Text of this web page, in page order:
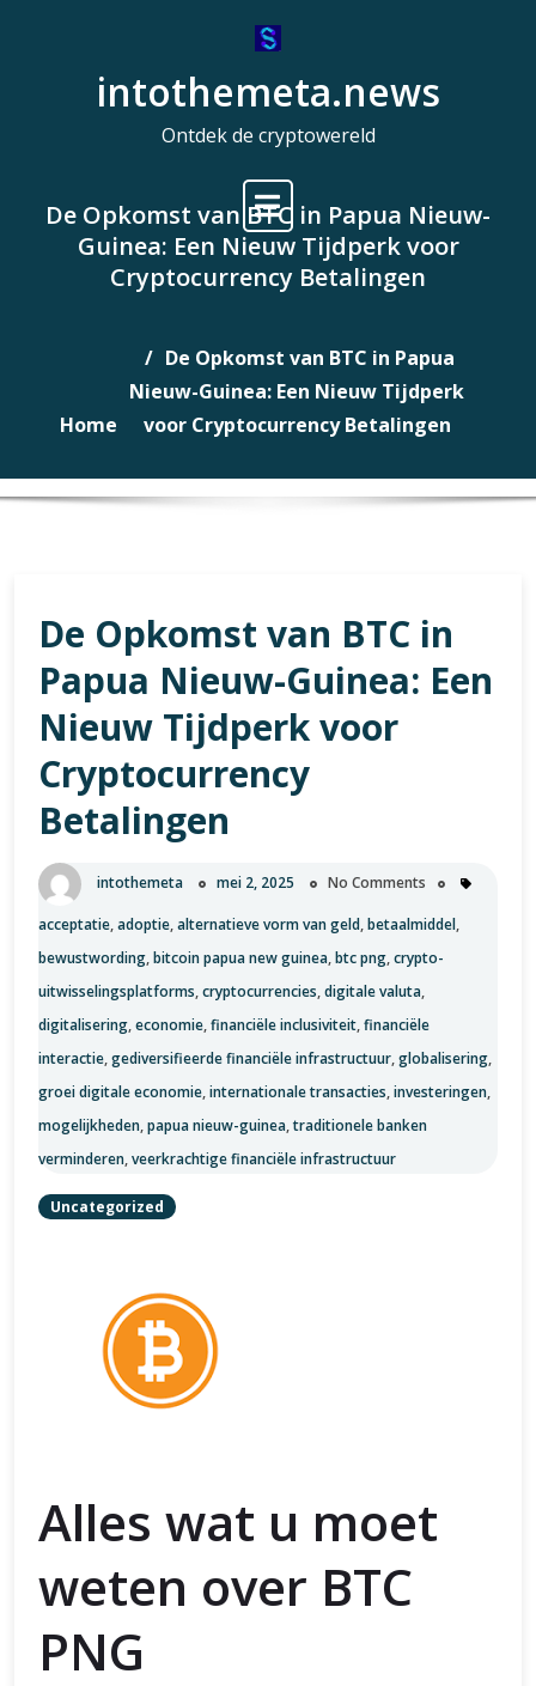
intothemeta.news
Ontdek de cryptowereld
De Opkomst van BTC in Papua Nieuw-
Guinea: Een Nieuw Tijdperk voor
Cryptocurrency Betalingen
Home
De Opkomst van BTC in Papua
Nieuw-Guinea: Een Nieuw Tijdperk
voor Cryptocurrency Betalingen
De Opkomst van BTC in
Papua Nieuw-Guinea: Een
Nieuw Tijdperk voor
Cryptocurrency
Betalingen
intothemeta mei 2, 2025 No Comments
acceptatie,adoptie,alternatieve vorm van geld,betaalmiddel,
bewustwording,bitcoin papua new guinea,btc png,crypto-
uitwisselingsplatforms,cryptocurrencies,digitale valuta,
digitalisering,economie,financiële inclusiviteit,financiële
interactie,gediversifieerde financiële infrastructuur,globalisering,
groei digitale economie,internationale transacties,investeringen,
mogelijkheden,papua nieuw-guinea,traditionele banken
verminderen,veerkrachtige financiële infrastructuur
Uncategorized
Alles wat u moet
weten over BTC
PNG